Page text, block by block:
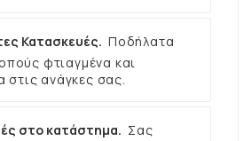
Κατασκευές. Ποδήλατα
φτιαγμένα και
ανάγκες σας.
στο κατάστημα. Σας